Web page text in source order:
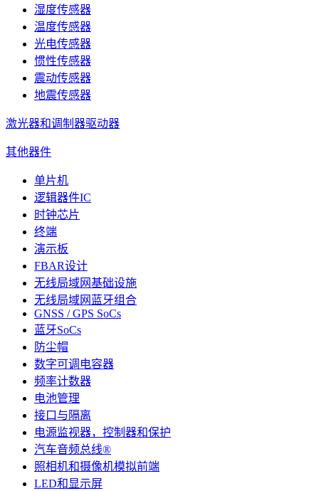
湿度传感器
温度传感器
光电传感器
惯性传感器
震动传感器
地震传感器
激光器和调制器驱动器
其他器件
单片机
逻辑器件IC
时钟芯片
终端
演示板
FBAR设计
无线局域网基础设施
无线局域网蓝牙组合
GNSS / GPS SoCs
蓝牙SoCs
防尘帽
数字可调电容器
频率计数器
电池管理
接口与隔离
电源监视器，控制器和保护
汽车音频总线®
照相机和摄像机模拟前端
LED和显示屏